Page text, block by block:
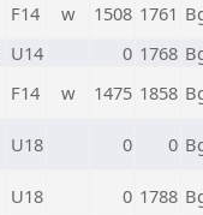
F14 w 1508 1761
U14 0 1768
F14 w 1475 1858
U18 0 0
U18 0 1788